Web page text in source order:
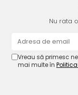
Nu rata
Vreau să primesc
mai multe în